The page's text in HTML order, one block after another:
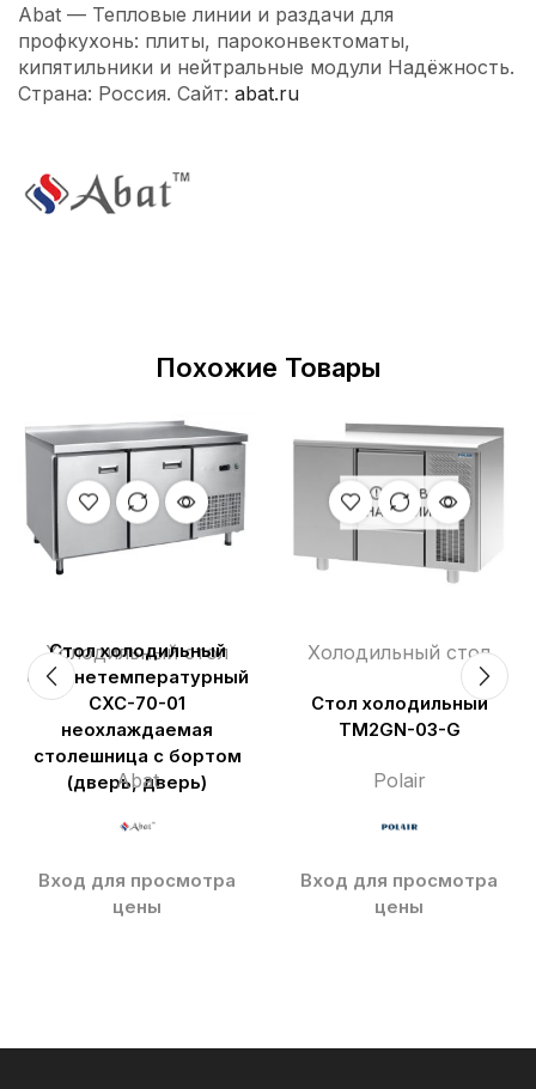
Abat — Тепловые линии и раздачи для
профкухонь: плиты, пароконвектоматы,
кипятильники и нейтральные модули Надёжность.
Страна: Россия. Сайт: abat.ru
Похожие Товары
Холодильный стол
Стол холодильный
среднетемпературный
СХС-70-01
неохлаждаемая
столешница с бортом
(дверь, дверь)
Abat
Вход для просмотра
цены
НЕТ В
НАЛИЧИИ
Холодильный стол
Стол холодильный
TM2GN-03-G
Polair
Вход для просмотра
цены